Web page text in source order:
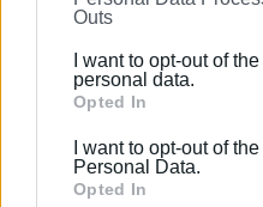
further disclose it to other
Please note that this
Google services and may
behaviour. You may click
Google and its third-party
Outs
I want to opt-out of
personal data.
Opted In
I want to opt-out of
Personal Data.
Opted In